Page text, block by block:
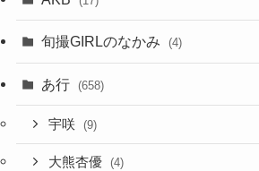
旬撮GIRLのなかみ (4)
あ行 (658)
宇咲 (9)
大熊杏優 (4)